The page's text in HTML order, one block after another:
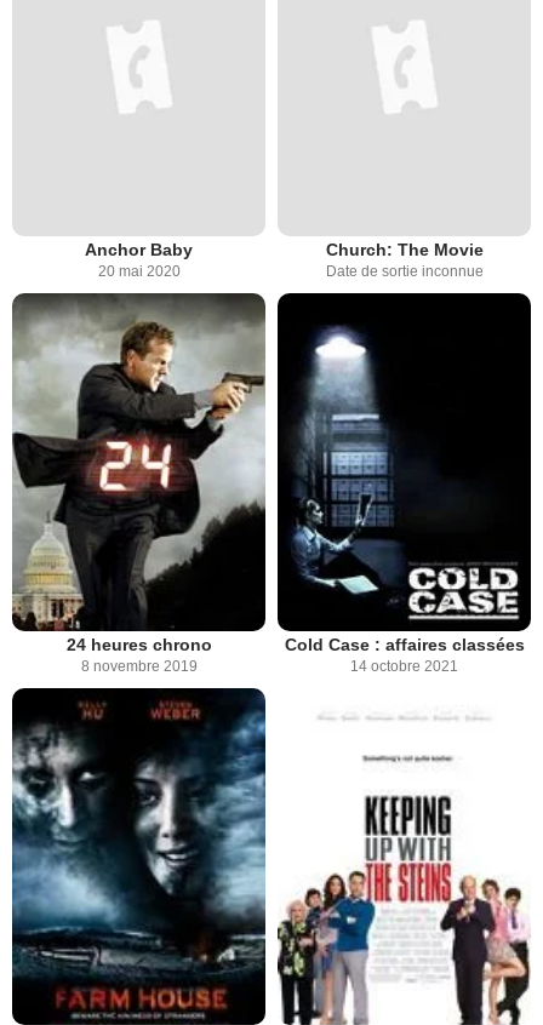
Anchor Baby
20 mai 2020
Church: The Movie
Date de sortie inconnue
24 heures chrono
8 novembre 2019
Cold Case : affaires classées
14 octobre 2021